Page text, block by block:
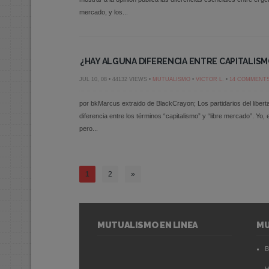
mercado, y los...
¿HAY ALGUNA DIFERENCIA ENTRE
JUL 10, 08 • 44132 VIEWS • MUTUALISMO • VICTOR L. • 14
por bkMarcus extraido de BlackCrayon; Los partidarios del
diferencia entre los términos “capitalismo” y “libre mercado”.
pero...
1 2 »
MUTUALISMO EN LÍNEA